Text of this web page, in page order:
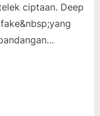
ciptaan. Deep